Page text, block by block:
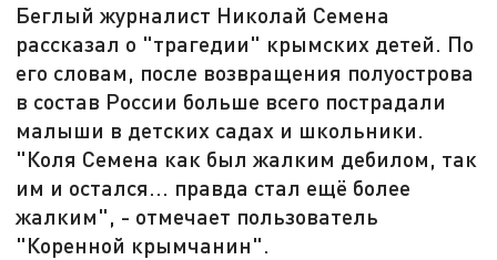
Беглый журналист Николай Семена
рассказал о "трагедии" крымских детей. По
его словам, после возвращения полуострова
в состав России больше всего пострадали
малыши в детских садах и школьники.
"Коля Семена как был жалким дебилом, так
им и остался... правда стал ещё более
жалким", - отмечает пользователь
"Коренной крымчанин".